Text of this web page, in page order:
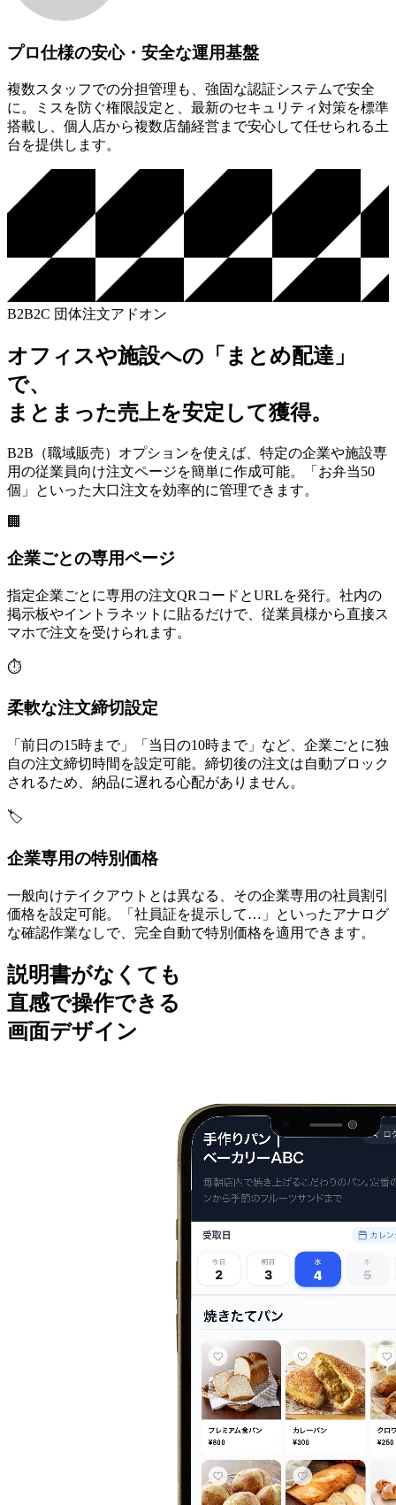
プロ仕様の安心・安全な運用基盤
複数スタッフでの分担管理も、強固な認証システムで安全
に。ミスを防ぐ権限設定と、最新のセキュリティ対策を標準
搭載し、個人店から複数店舗経営まで安心して任せられる土
台を提供します。
B2B2C 団体注文アドオン
オフィスや施設への「まとめ配達」
で、
まとまった売上を安定して獲得。
B2B（職域販売）オプションを使えば、特定の企業や施設専
用の従業員向け注文ページを簡単に作成可能。「お弁当50
個」といった大口注文を効率的に管理できます。
🏢
企業ごとの専用ページ
指定企業ごとに専用の注文QRコードとURLを発行。社内の
掲示板やイントラネットに貼るだけで、従業員様から直接ス
マホで注文を受けられます。
⏱️
柔軟な注文締切設定
「前日の15時まで」「当日の10時まで」など、企業ごとに独
自の注文締切時間を設定可能。締切後の注文は自動ブロック
されるため、納品に遅れる心配がありません。
🏷️
企業専用の特別価格
一般向けテイクアウトとは異なる、その企業専用の社員割引
価格を設定可能。「社員証を提示して…」といったアナログ
な確認作業なしで、完全自動で特別価格を適用できます。
説明書がなくても
直感で操作できる
画面デザイン